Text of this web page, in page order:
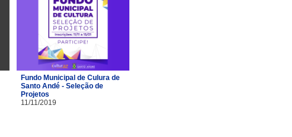
Fundo Municipal de Culura de
Santo Andé - Seleção de
Projetos
11/11/2019